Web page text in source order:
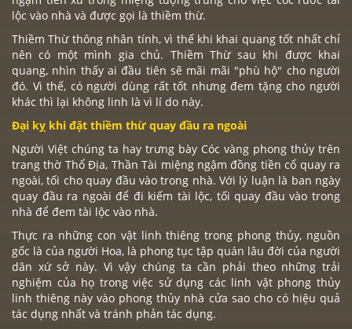
lộc vào nhà và được gọi là thiềm thừ.
Thiềm Thừ thông nhân tính, vì thế khi khai quang tốt nhất chỉ
nên có một mình gia chủ. Thiềm Thừ sau khi được khai
quang, nhìn thấy ai đầu tiên sẽ mãi mãi "phù hộ" cho người
đó. Vì thế, có người dùng rất tốt nhưng đem tặng cho người
khác thì lại không linh là vì lí do này.
Đại kỵ khi đặt thiềm thừ quay đầu ra ngoài
Người Việt chúng ta hay trưng bày Cóc vàng phong thủy trên
trang thờ Thổ Địa, Thần Tài miệng ngậm đồng tiền cổ quay ra
ngoài, tối cho quay đầu vào trong nhà. Với lý luận là ban ngày
quay đầu ra ngoài để đi kiếm tài lộc, tối quay đầu vào trong
nhà để đem tài lộc vào nhà.
Thực ra những con vật linh thiêng trong phong thủy, nguồn
gốc là của người Hoa, là phong tục tập quán lâu đời của người
dân xứ sở này. Vì vậy chúng ta cần phải theo những trải
nghiệm của họ trong việc sử dụng các linh vật phong thủy
linh thiêng này vào phong thủy nhà cửa sao cho có hiệu quả
tác dụng nhất và tránh phản tác dụng.